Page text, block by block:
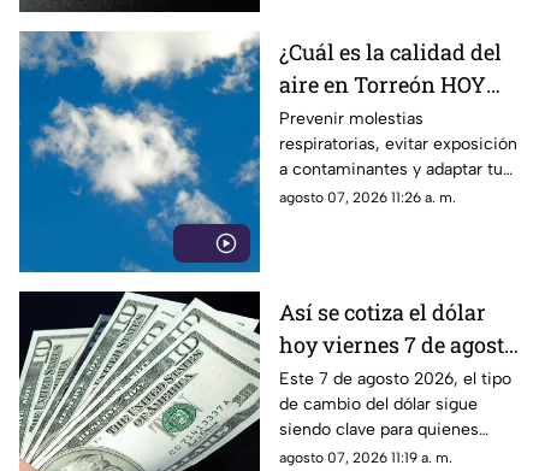
años.
¿Cuál es la calidad del
aire en Torreón HOY
viernes 7 de agosto
2026?
Prevenir molestias
respiratorias, evitar exposición
a contaminantes y adaptar tus
actividades al nivel de riesgo,
agosto 07, 2026 11:26 a. m.
Así se cotiza el dólar
hoy viernes 7 de agosto
2026 en Torreón
Este 7 de agosto 2026, el tipo
de cambio del dólar sigue
siendo clave para quienes
realizan transacciones en
agosto 07, 2026 11:19 a. m.